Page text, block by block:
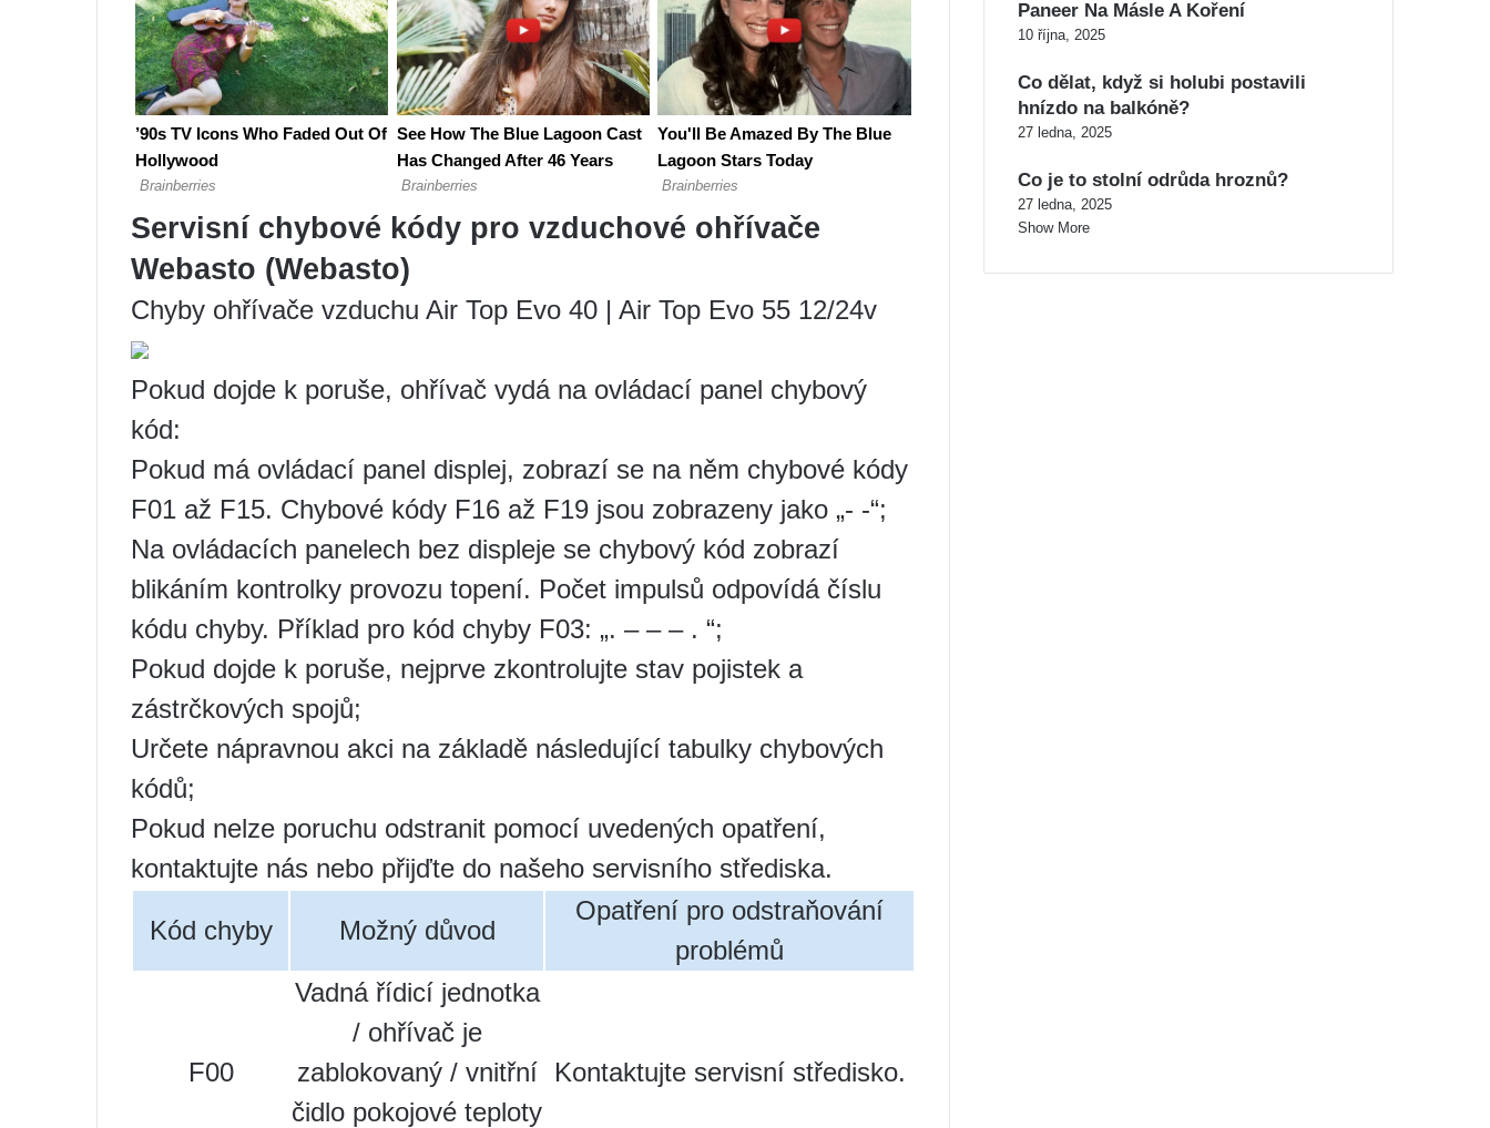
Servisní chybové kódy pro vzduchové ohřívače
Webasto (Webasto)
Chyby ohřívače vzduchu Air Top Evo 40 | Air Top Evo 55 12/24v
Pokud dojde k poruše, ohřívač vydá na ovládací panel chybový
kód:
Pokud má ovládací panel displej, zobrazí se na něm chybové kódy
F01 až F15. Chybové kódy F16 až F19 jsou zobrazeny jako „- -“;
Na ovládacích panelech bez displeje se chybový kód zobrazí
blikáním kontrolky provozu topení. Počet impulsů odpovídá číslu
kódu chyby. Příklad pro kód chyby F03: „. – – – . “;
Pokud dojde k poruše, nejprve zkontrolujte stav pojistek a
zástrčkových spojů;
Určete nápravnou akci na základě následující tabulky chybových
kódů;
Pokud nelze poruchu odstranit pomocí uvedených opatření,
kontaktujte nás nebo přijďte do našeho servisního střediska.
Kód chyby Možný důvod
Opatření pro odstraňování
problémů
F00
Vadná řídicí jednotka
/ ohřívač je
zablokovaný / vnitřní
čidlo pokojové teploty
Kontaktujte servisní středisko.
Paneer Na Másle A Koření
10 října, 2025
Co dělat, když si holubi postavili
hnízdo na balkóně?
27 ledna, 2025
Co je to stolní odrůda hroznů?
27 ledna, 2025
Show More